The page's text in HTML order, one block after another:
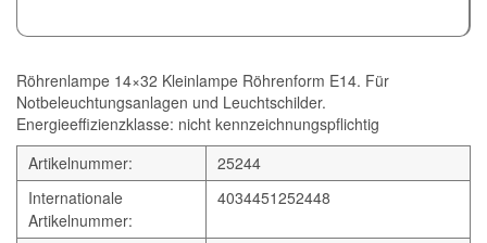
Röhrenlampe 14×32 Kleinlampe Röhrenform E14. Für
Notbeleuchtungsanlagen und Leuchtschilder.
Energieeffizienzklasse: nicht kennzeichnungspflichtig
Artikelnummer:
25244
Internationale
Artikelnummer:
4034451252448